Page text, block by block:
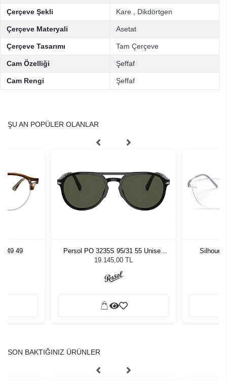
Çerçeve Şekli Kare Dikdörtgen
Çerçeve Materyali Asetat
Çerçeve Tasarımı Tam Çerçeve
Cam Özelliği Şeffaf
Cam Rengi Şeffaf
ŞU AN POPÜLER OLANLAR
49
Persol PO 3235S 95/31 55 Unisex
Güneş Gözlüğü
19.145,00 TL
SON BAKTIĞINIZ ÜRÜNLER